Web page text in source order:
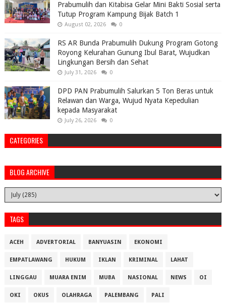
Prabumulih dan Kitabisa Gelar Mini Bakti Sosial serta
Tutup Program Kampung Bijak Batch 1
August 02, 2026 0
RS AR Bunda Prabumulih Dukung Program Gotong
Royong Kelurahan Gunung Ibul Barat, Wujudkan
Lingkungan Bersih dan Sehat
July 31, 2026 0
DPD PAN Prabumulih Salurkan 5 Ton Beras untuk
Relawan dan Warga, Wujud Nyata Kepedulian
kepada Masyarakat
July 26, 2026 0
CATEGORIES
BLOG ARCHIVE
TAGS
ACEH ADVERTORIAL BANYUASIN EKONOMI
EMPATLAWANG HUKUM IKLAN KRIMINAL LAHAT
LINGGAU MUARA ENIM MUBA NASIONAL NEWS OI
OKI OKUS OLAHRAGA PALEMBANG PALI